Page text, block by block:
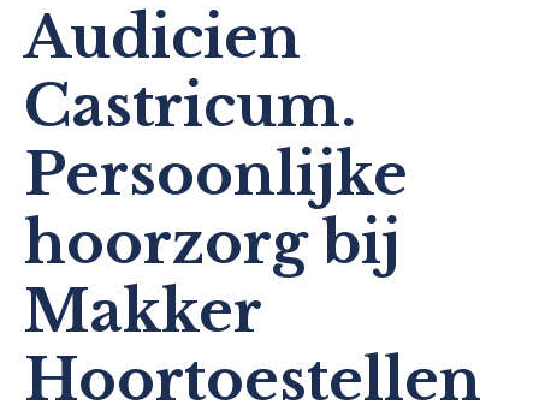
Audicien
Castricum.
Persoonlijke
hoorzorg bij
Makker
Hoortoestellen